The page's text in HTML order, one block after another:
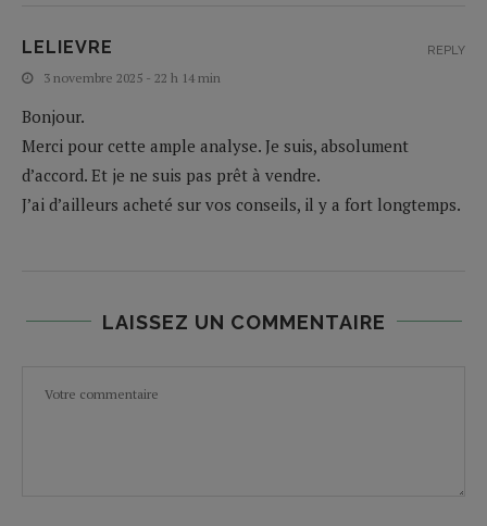
LELIEVRE
3 novembre 2025 - 22 h 14 min
Bonjour.
Merci pour cette ample analyse. Je suis, absolument
d’accord. Et je ne suis pas prêt à vendre.
J’ai d’ailleurs acheté sur vos conseils, il y a fort longtemps.
REPLY
LAISSEZ UN COMMENTAIRE